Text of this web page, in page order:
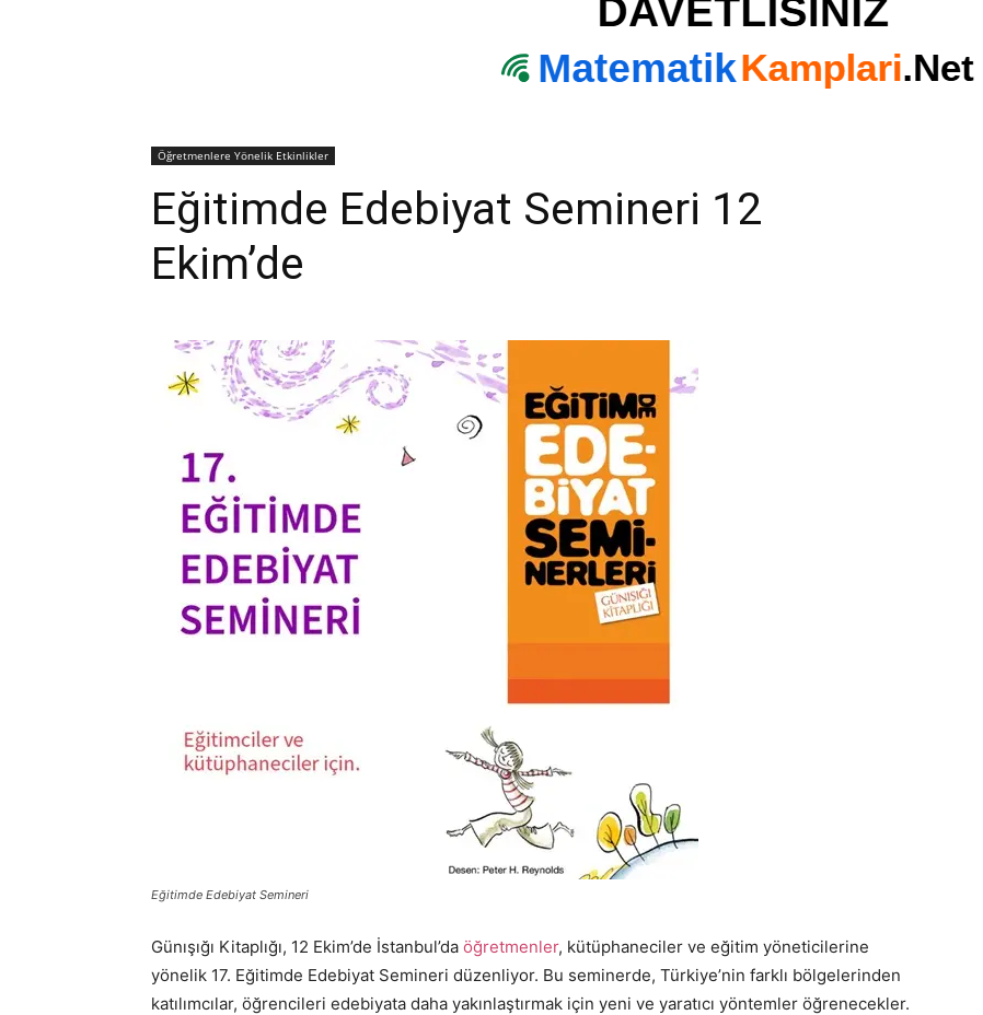
Öğretmenlere Yönelik Etkinlikler
Eğitimde Edebiyat Semineri 12
Ekim’de
Eğitimde Edebiyat Semineri
Günışığı Kitaplığı, 12 Ekim’de İstanbul’da öğretmenler, kütüphaneciler ve eğitim yöneticilerine
yönelik 17. Eğitimde Edebiyat Semineri düzenliyor. Bu seminerde, Türkiye’nin farklı bölgelerinden
katılımcılar, öğrencileri edebiyata daha yakınlaştırmak için yeni ve yaratıcı yöntemler öğrenecekler.